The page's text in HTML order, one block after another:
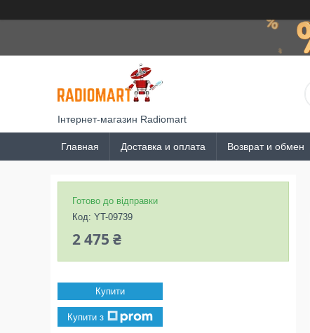
Інтернет-магазин Radiomart
Главная Доставка и оплата Возврат и обмен
Готово до відправки
Код: YT-09739
2 475 ₴
Купити
Купити з